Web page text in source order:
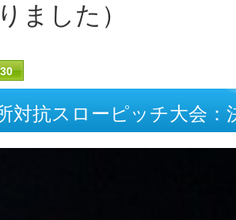
ました）
対抗スローピッチ大会：